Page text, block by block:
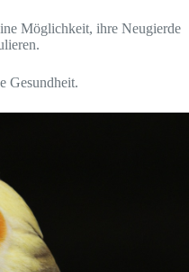
Möglichkeit, ihre Neugierde
Gesundheit.